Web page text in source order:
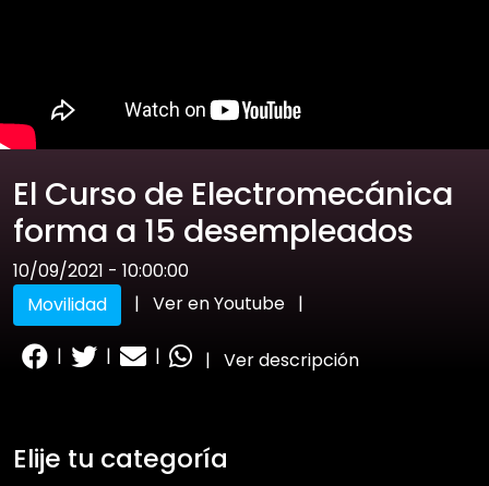
El Curso de Electromecánica
forma a 15 desempleados
10/09/2021 - 10:00:00
Movilidad
| Ver en Youtube |
| | | | Ver descripción
Elije tu categoría